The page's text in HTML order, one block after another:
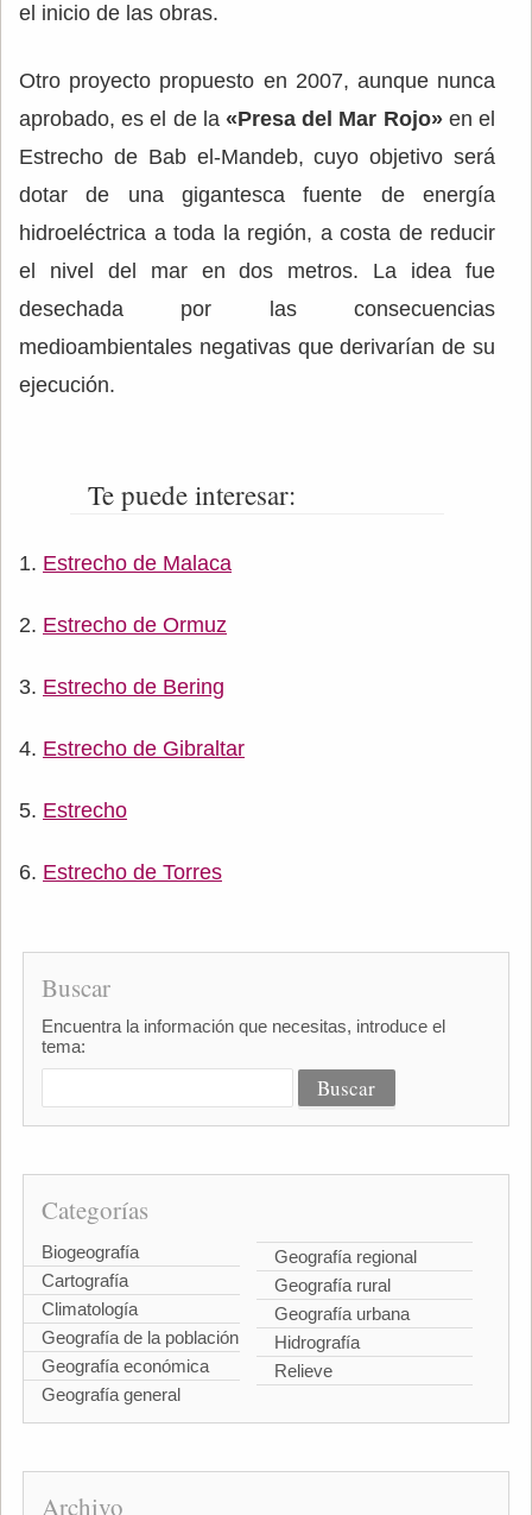
el inicio de las obras.
Otro proyecto propuesto en 2007, aunque nunca
aprobado, es el de la «Presa del Mar Rojo»en el
Estrecho de Bab el-Mandeb, cuyo objetivo será
dotar de una gigantesca fuente de energía
hidroeléctrica a toda la región, a costa de reducir
el nivel del mar en dos metros. La idea fue
desechada por las consecuencias
medioambientales negativas que derivarían de su
ejecución.
Te puede interesar:
Estrecho de Malaca
Estrecho de Ormuz
Estrecho de Bering
Estrecho de Gibraltar
Estrecho
Estrecho de Torres
Buscar
Encuentra la información que necesitas, introduce el
tema:
Categorías
Biogeografía
Cartografía
Climatología
Geografía de la población
Geografía económica
Geografía general
Geografía regional
Geografía rural
Geografía urbana
Hidrografía
Relieve
Archivo